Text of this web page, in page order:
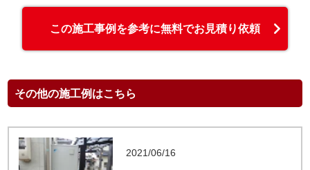
この施工事例を参考に無料でお見積り依頼
その他の施工例はこちら
2021/06/16